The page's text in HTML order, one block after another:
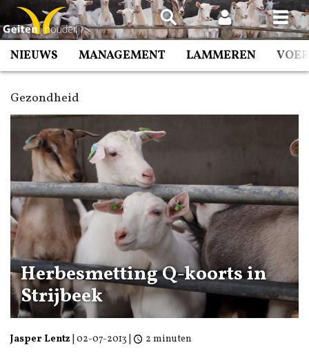
Spring
naar
inhoud
NIEUWS MANAGEMENT LAMMEREN
Gezondheid
Herbesmetting Q-koorts in
Strijbeek
Jasper Lentz 02-07-2013 2 minuten